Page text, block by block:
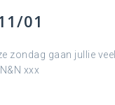
01
zondag gaan jullie
xxx